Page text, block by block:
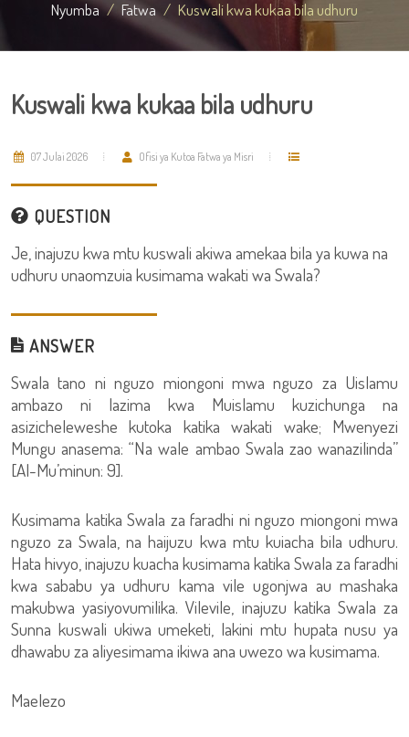
Nyumba Fatwa Kuswali kwa kukaa bila udhuru
Kuswali kwa kukaa bila udhuru
07 Julai 2026 Ofisi ya Kutoa Fatwa ya Misri
QUESTION
Je, inajuzu kwa mtu kuswali akiwa amekaa bila ya kuwa na
udhuru unaomzuia kusimama wakati wa Swala?
ANSWER
Swala tano ni nguzo miongoni mwa nguzo za Uislamu
ambazo ni lazima kwa Muislamu kuzichunga na
asizicheleweshe kutoka katika wakati wake; Mwenyezi
Mungu anasema: “Na wale ambao Swala zao wanazilinda”
[Al-Mu’minun: 9].
Kusimama katika Swala za faradhi ni nguzo miongoni mwa
nguzo za Swala, na haijuzu kwa mtu kuiacha bila udhuru.
Hata hivyo, inajuzu kuacha kusimama katika Swala za faradhi
kwa sababu ya udhuru kama vile ugonjwa au mashaka
makubwa yasiyovumilika. Vilevile, inajuzu katika Swala za
Sunna kuswali ukiwa umeketi, lakini mtu hupata nusu ya
dhawabu za aliyesimama ikiwa ana uwezo wa kusimama.
Maelezo